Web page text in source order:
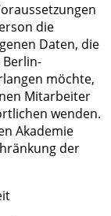
die
Daten, die
möchte,
Mitarbeiter
wenden.
Akademie
der